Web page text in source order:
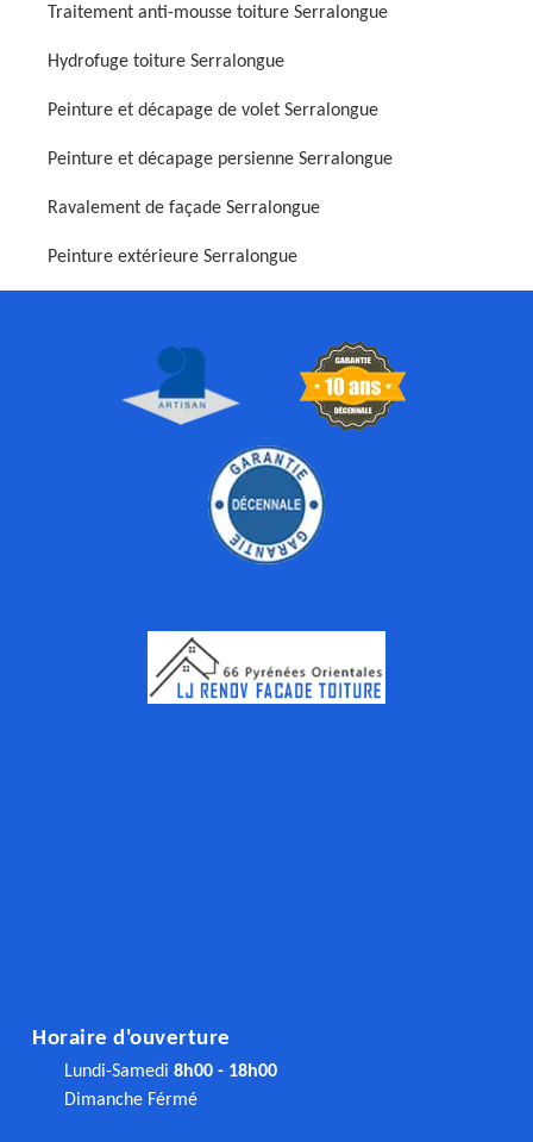
Traitement anti-mousse toiture Serralongue
Hydrofuge toiture Serralongue
Peinture et décapage de volet Serralongue
Peinture et décapage persienne Serralongue
Ravalement de façade Serralongue
Peinture extérieure Serralongue
Horaire d'ouverture
Lundi-Samedi 8h00 - 18h00
Dimanche Férmé